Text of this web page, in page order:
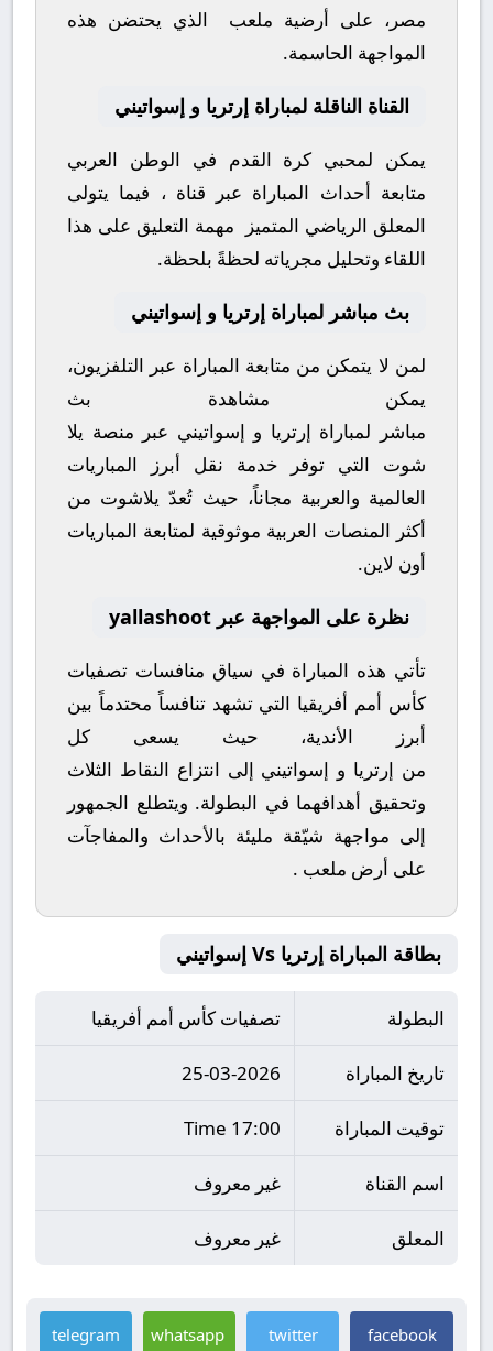
مصر، على أرضية ملعب
الذي يحتضن هذه
المواجهة الحاسمة.
القناة الناقلة لمباراة إرتريا و إسواتيني
يمكن لمحبي كرة القدم في الوطن العربي
متابعة أحداث المباراة عبر قناة، فيما يتولى
المعلق الرياضي المتميز
مهمة التعليق على هذا
اللقاء وتحليل مجرياته لحظةً بلحظة.
بث مباشر لمباراة إرتريا و إسواتيني
لمن لا يتمكن من متابعة المباراة عبر التلفزيون،
يمكن مشاهدة بث
مباشر
لمباراة إرتريا و إسواتيني عبر منصة يلا
شوت التي توفر خدمة نقل أبرز المباريات
العالمية والعربية مجاناً، حيث تُعدّ يلاشوت من
أكثر المنصات العربية موثوقية لمتابعة المباريات
أون لاين.
نظرة على المواجهة عبر yallashoot
تأتي هذه المباراة في سياق منافسات تصفيات
كأس أمم أفريقيا التي تشهد تنافساً محتدماً بين
أبرز الأندية، حيث يسعى كل
من إرتريا و إسواتيني إلى انتزاع النقاط الثلاث
وتحقيق أهدافهما في البطولة. ويتطلع الجمهور
إلى مواجهة شيّقة مليئة بالأحداث والمفاجآت
على أرض ملعب .
بطاقة المباراة إرتريا Vs إسواتيني
البطولة تصفيات كأس أمم أفريقيا
تاريخ المباراة 25-03-2026
توقيت المباراة 17:00 Time
اسم القناة غير معروف
المعلق غير معروف
facebook
twitter
whatsapp
telegram